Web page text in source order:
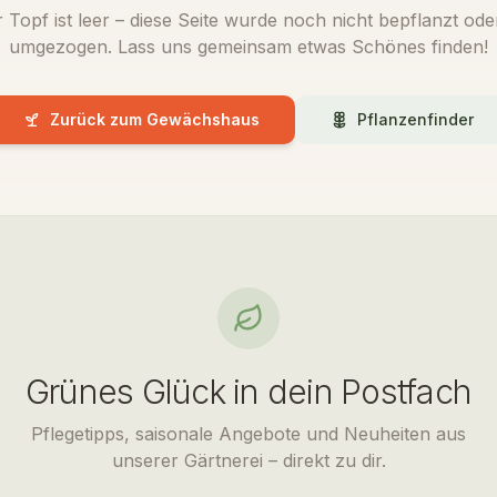
Topf ist leer – diese Seite wurde noch nicht bepflanzt
umgezogen. Lass uns gemeinsam etwas Schönes finden!
Zurück zum Gewächshaus Pflanzenfinder
Grünes Glück in dein Postfach
Pflegetipps, saisonale Angebote und Neuheiten aus
unserer Gärtnerei – direkt zu dir.